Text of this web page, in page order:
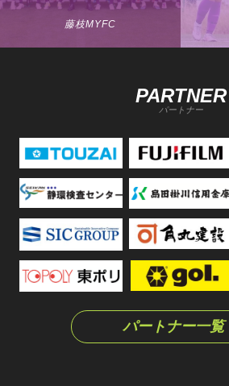
藤枝MYFC
PARTNER
パートナー
パートナー一覧